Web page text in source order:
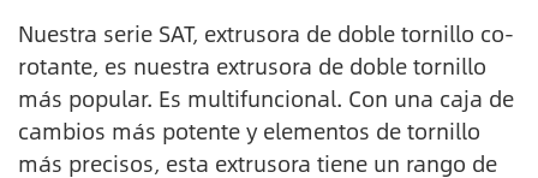
Nuestra serie SAT, extrusora de doble tornillo co-
rotante, es nuestra extrusora de doble tornillo
más popular. Es multifuncional. Con una caja de
cambios más potente y elementos de tornillo
más precisos, esta extrusora tiene un rango de